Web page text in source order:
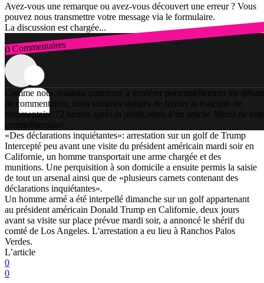
Avez-vous une remarque ou avez-vous découvert une erreur ? Vous
pouvez nous transmettre votre message via le formulaire.
La discussion est chargée...
0 Commentaires
Connexion
Comme nous voulons continuer à modérer personnellement les débats
de commentaires, nous sommes obligés de fermer la fonction de
commentaire 72 heures après la publication d’un article. Merci de
compréhension!
«Des déclarations inquiétantes»: arrestation sur un golf de Trump
Intercepté peu avant une visite du président américain mardi soir en
Californie, un homme transportait une arme chargée et des
munitions. Une perquisition à son domicile a ensuite permis la saisie
de tout un arsenal ainsi que de «plusieurs carnets contenant des
déclarations inquiétantes».
Un homme armé a été interpellé dimanche sur un golf appartenant
au président américain Donald Trump en Californie, deux jours
avant sa visite sur place prévue mardi soir, a annoncé le shérif du
comté de Los Angeles. L'arrestation a eu lieu à Ranchos Palos
Verdes.
L’article
0
0